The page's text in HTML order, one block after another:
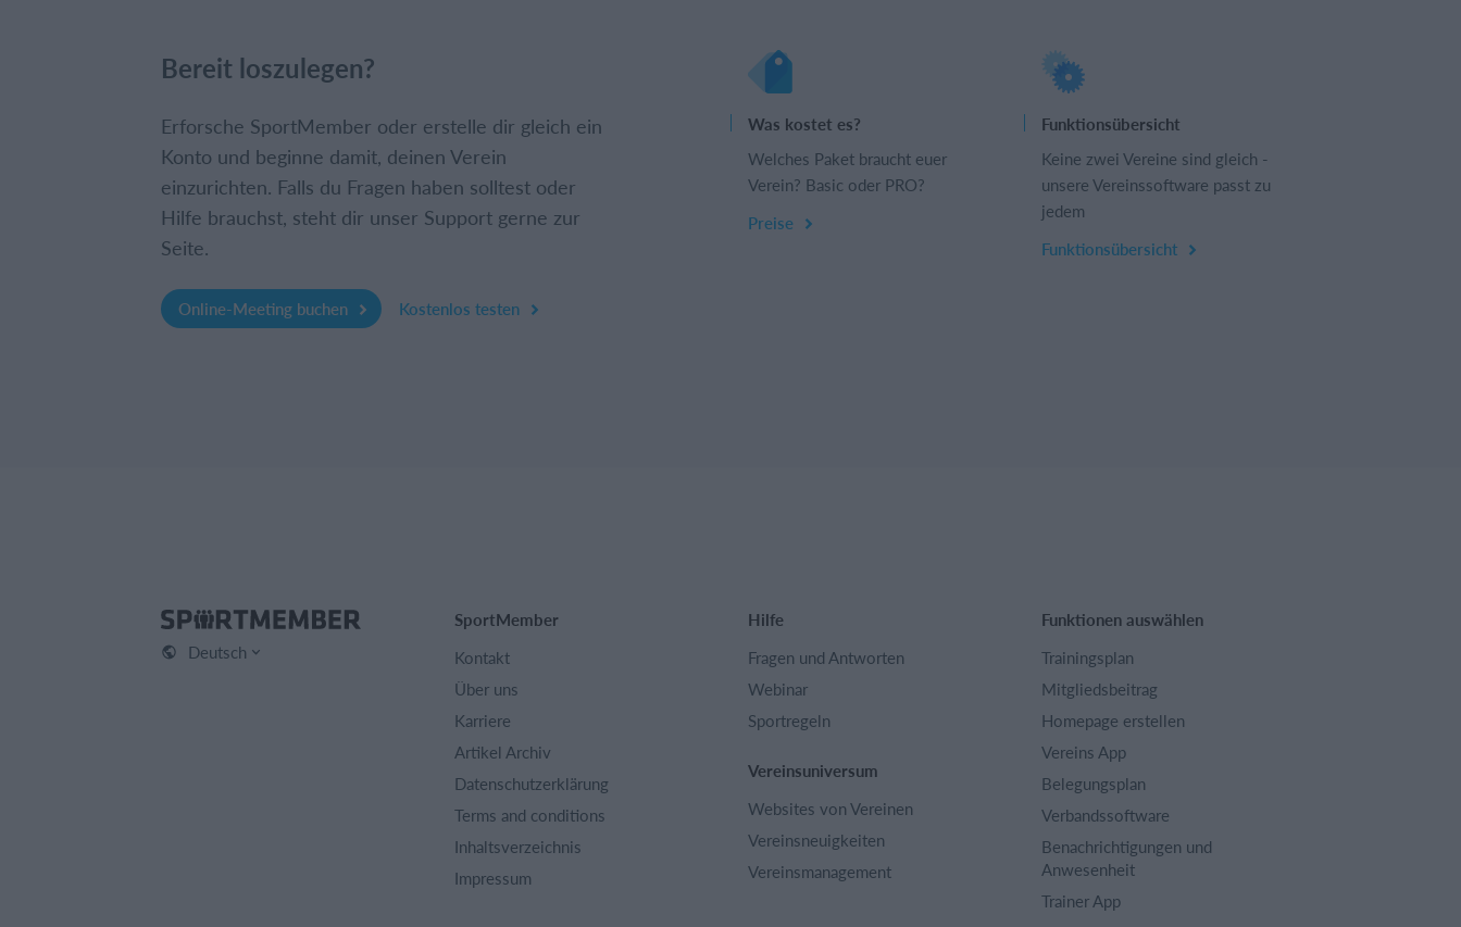
Bereit loszulegen?
Erforsche SportMember oder erstelle dir gleich ein
Konto und beginne damit, deinen Verein
einzurichten. Falls du Fragen haben solltest oder
Hilfe brauchst, steht dir unser Support gerne zur
Seite.
Online-Meeting buchen Kostenlos testen
Was kostet es?
Welches Paket braucht euer
Verein? Basic oder PRO?
Preise
Funktionsübersicht
Keine zwei Vereine sind gleich -
unsere Vereinssoftware passt zu
jedem
Funktionsübersicht
Deutsch
SportMember
Kontakt
Über uns
Karriere
Artikel Archiv
Datenschutzerklärung
Terms and conditions
Inhaltsverzeichnis
Impressum
Hilfe
Fragen und Antworten
Webinar
Sportregeln
Vereinsuniversum
Websites von Vereinen
Vereinsneuigkeiten
Vereinsmanagement
Funktionen auswählen
Trainingsplan
Mitgliedsbeitrag
Homepage erstellen
Vereins App
Belegungsplan
Verbandssoftware
Benachrichtigungen und
Anwesenheit
Trainer App